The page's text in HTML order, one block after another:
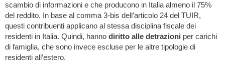
scambio di informazioni e che producono in Italia almeno il 75%
del reddito. In base al comma 3-bis dell’articolo 24 del TUIR,
questi contribuenti applicano al stessa disciplina fiscale dei
residenti in Italia. Quindi, hanno diritto alle detrazioni per carichi
di famiglia, che sono invece escluse per le altre tipologie di
residenti all’estero.